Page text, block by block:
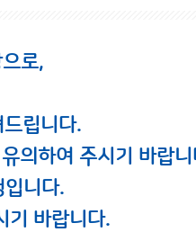
로,
립니다.
의하여 주시기 바랍니
니다.
기 바랍니다.